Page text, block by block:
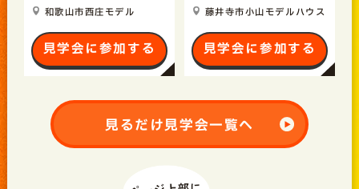
和歌山市西庄モデル
見学会に参加する
藤井寺市小山モデルハウス
見学会に参加する
見るだけ見学会一覧へ